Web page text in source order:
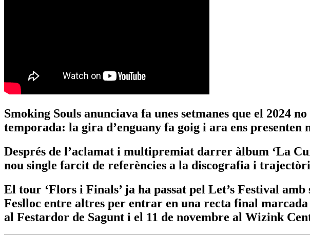
Smoking Souls anunciava fa unes setmanes que el 2024
temporada: la gira d’enguany fa goig i ara ens presenten
Després de l’aclamat i multipremiat darrer àlbum ‘La
nou single farcit de referències a la discografia i
El tour ‘Flors i Finals’ ja ha passat pel Let’s Festival
Feslloc entre altres per entrar en una recta final
al Festardor de Sagunt i el 11 de novembre al Wizink